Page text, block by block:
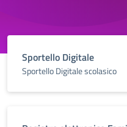
Sportello Digitale
Sportello Digitale scolasico